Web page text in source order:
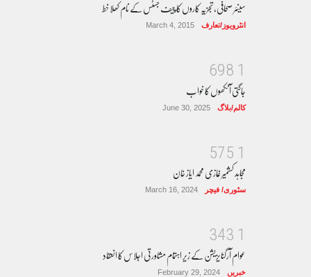
سینئر صحافی، تجزیہ کاروں کا چیف جسٹس کے نام کھلا خط
انٹرویوز/تعارف March 4, 2015
1
8
9
6
جاگتی آنکھوں کا خواب
کالم/بلاگ June 30, 2025
1
5
7
5
مجاہد کشمیر غازی محمد ایاز خان
سٹوری/ فیچر March 16, 2024
1
3
4
3
عوام آرگنایزیشن کے زیر اہتمام مشاورتی اجلاس کا انعقاد
خبریں February 29, 2024